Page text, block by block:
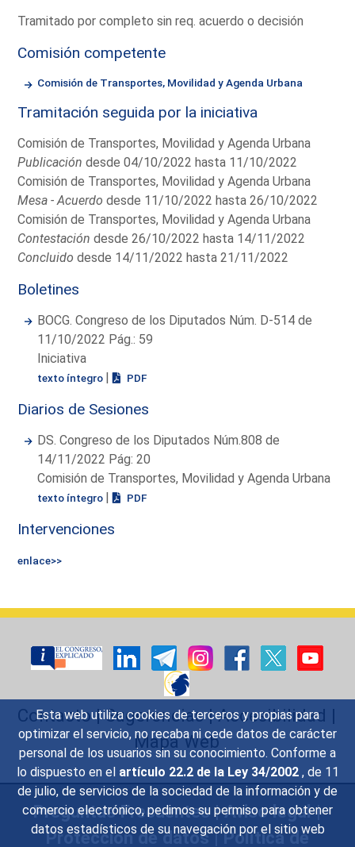
Esta web utiliza cookies de terceros y propias para
optimizar el servicio, no recaba ni cede datos de carácter
personal de los usuarios sin su conocimiento. Conforme a
lo dispuesto en el artículo 22.2 de la Ley 34/2002 , de 11
de julio, de servicios de la sociedad de la información y de
comercio electrónico, pedimos su permiso para obtener
datos estadísticos de su navegación por el sitio web
Tramitado por completo sin req. acuerdo o decisión
Comisión competente
Comisión de Transportes, Movilidad y Agenda Urbana
Tramitación seguida por la iniciativa
Comisión de Transportes, Movilidad y Agenda Urbana
Publicación desde 04/10/2022 hasta 11/10/2022
Comisión de Transportes, Movilidad y Agenda Urbana
Mesa - Acuerdo desde 11/10/2022 hasta 26/10/2022
Comisión de Transportes, Movilidad y Agenda Urbana
Contestación desde 26/10/2022 hasta 14/11/2022
Concluido desde 14/11/2022 hasta 21/11/2022
Boletines
BOCG. Congreso de los Diputados Núm. D-514 de
11/10/2022 Pág.: 59
Iniciativa
texto íntegro | PDF
Diarios de Sesiones
DS. Congreso de los Diputados Núm.808 de
14/11/2022 Pág: 20
Comisión de Transportes, Movilidad y Agenda Urbana
texto íntegro | PDF
Intervenciones
enlace>>
Contacto|Sugerencias|Accesibilidad |
Mapa Web
Preguntas Frecuentes|Aviso legal|
Protección de datos|Política de